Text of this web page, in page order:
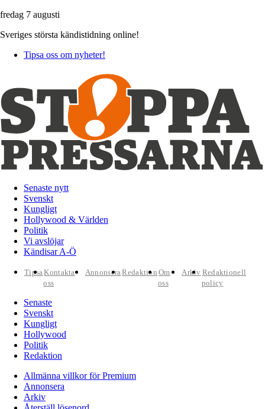
fredag 7 augusti
Sveriges största kändistidning online!
Tipsa oss om nyheter!
Senaste nytt
Svenskt
Kungligt
Hollywood & Världen
Politik
Vi avslöjar
Kändisar A-Ö
TipsaKontakta
oss
AnnonseraRedaktion Om
oss
Arkiv Redaktionell
policy
Senaste
Svenskt
Kungligt
Hollywood
Politik
Redaktion
Allmänna villkor för Premium
Annonsera
Arkiv